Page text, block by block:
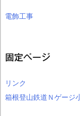
電飾工事
固定ページ
リンク
箱根登山鉄道Ｎゲージ